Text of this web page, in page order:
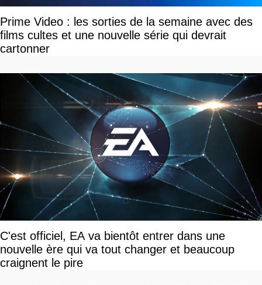
Prime Video : les sorties de la semaine avec des
films cultes et une nouvelle série qui devrait
cartonner
C'est officiel, EA va bientôt entrer dans une
nouvelle ère qui va tout changer et beaucoup
craignent le pire